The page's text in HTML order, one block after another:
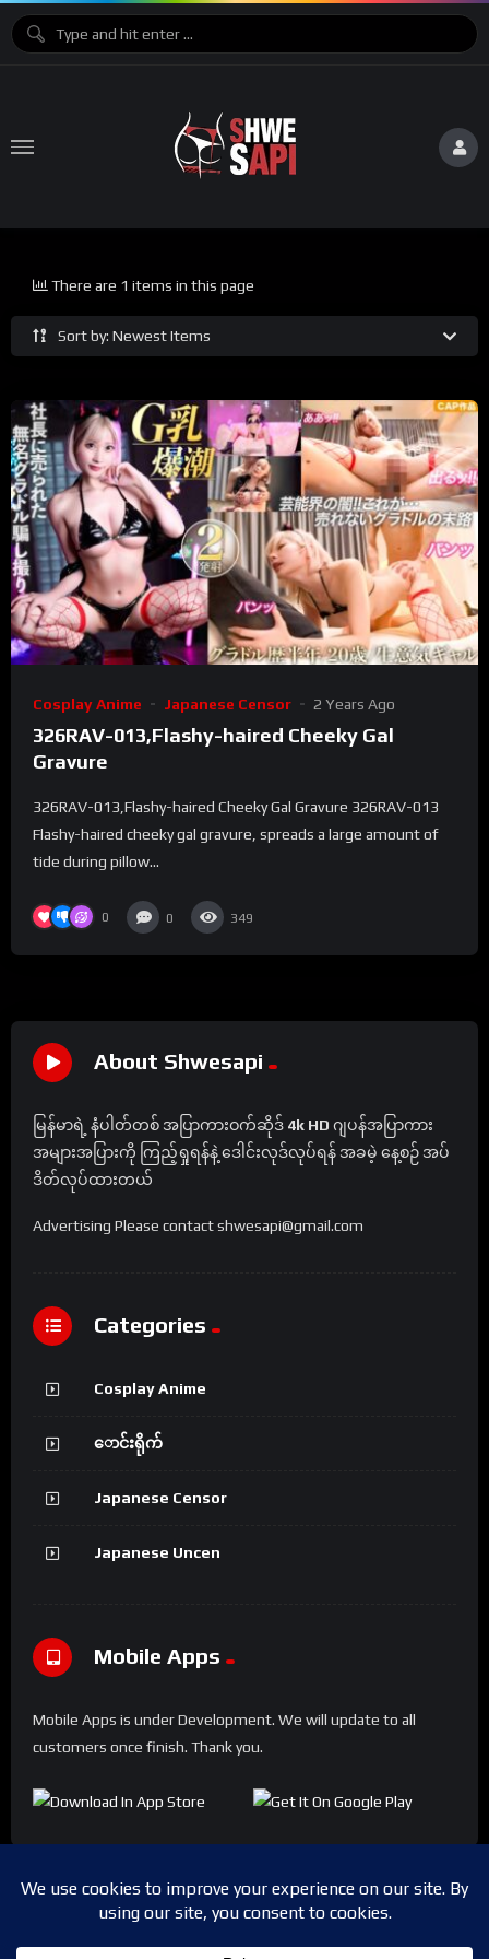
Sort by: Newest Items
There are 1 items in this page
Cosplay Anime Japanese Censor 2 Years Ago
326RAV-013,Flashy-haired Cheeky Gal
Gravure
326RAV-013,Flashy-haired Cheeky Gal Gravure 326RAV-013
Flashy-haired cheeky gal gravure, spreads a large amount of
tide during pillow...
0 0 349
About Shwesapi
မြန်မာရဲ့ နံပါတ်တစ် အပြာကားဝက်ဆိုဒ် 4k HD ဂျပန်အပြာကား
အများအပြားကို ကြည့်ရှုရန်နဲ့ ဒေါင်းလုဒ်လုပ်ရန် အခမဲ့ နေ့စဉ် အပ်
ဒိတ်လုပ်ထားတယ်
Advertising Please contact shwesapi@gmail.com
Categories
Cosplay Anime
ောင်းရိုက်
Japanese Censor
Japanese Uncen
Mobile Apps
Mobile Apps is under Development. We will update to all
customers once finish. Thank you.
Copyright © 2024 Shwesapi